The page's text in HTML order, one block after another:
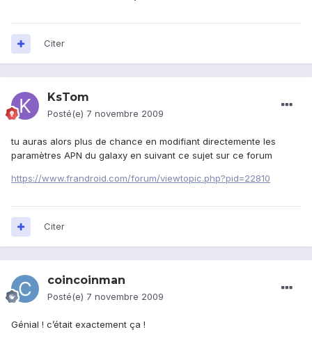
Citer
KsTom
Posté(e) 7 novembre 2009
tu auras alors plus de chance en modifiant directemente les
paramètres APN du galaxy en suivant ce sujet sur ce forum
https://www.frandroid.com/forum/viewtopic.php?pid=22810
Citer
coincoinman
Posté(e) 7 novembre 2009
Génial ! c’était exactement ça !